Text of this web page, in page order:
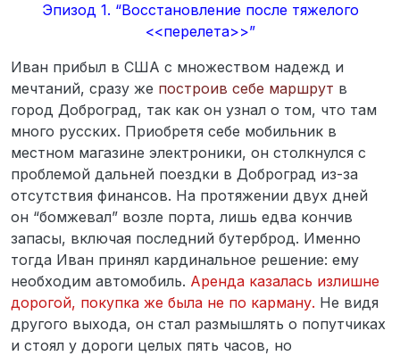
Эпизод 1. “Восстановление после тяжелого
<<перелета>>”
Иван прибыл в США с множеством надежд и
мечтаний, сразу же построив себе маршрут в
город Доброград, так как он узнал о том, что там
много русских. Приобретя себе мобильник в
местном магазине электроники, он столкнулся с
проблемой дальней поездки в Доброград из-за
отсутствия финансов. На протяжении двух дней
он “бомжевал” возле порта, лишь едва кончив
запасы, включая последний бутерброд. Именно
тогда Иван принял кардинальное решение: ему
необходим автомобиль. Аренда казалась излишне
дорогой, покупка же была не по карману. Не видя
другого выхода, он стал размышлять о попутчиках
и стоял у дороги целых пять часов, но